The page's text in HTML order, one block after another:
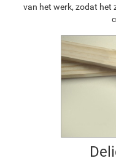
van het werk, zodat het